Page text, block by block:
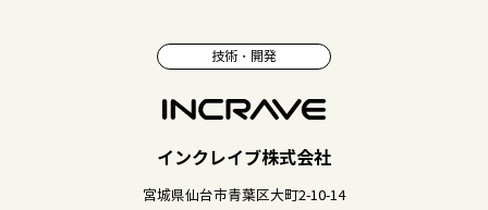
技術・開発
インクレイブ株式会社
宮城県仙台市青葉区大町2-10-14